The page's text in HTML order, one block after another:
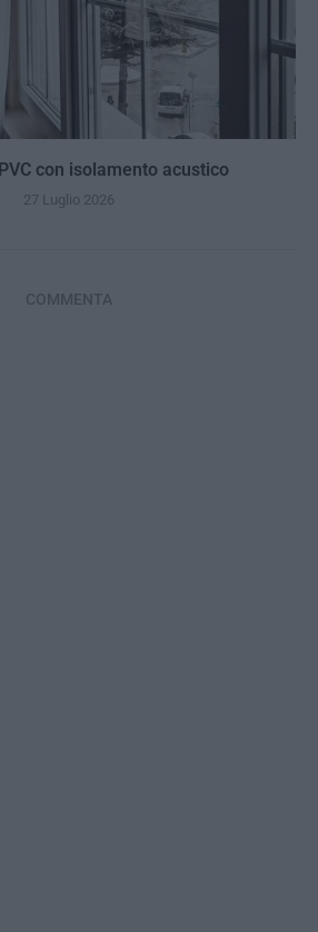
con isolamento acustico
27 Luglio 2026
COMMENTA